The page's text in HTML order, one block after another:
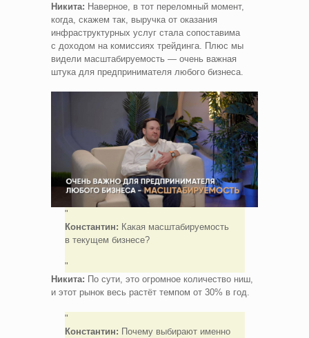
Никита: Наверное, в тот переломный момент,
когда, скажем так, выручка от оказания
инфраструктурных услуг стала сопоставима
с доходом на комиссиях трейдинга. Плюс мы
видели масштабируемость — очень важная
штука для предпринимателя любого бизнеса.
Константин: Какая масштабируемость
в текущем бизнесе?
Никита: По сути, это огромное количество ниш,
и этот рынок весь растёт темпом от 30% в год.
Константин: Почему выбирают именно